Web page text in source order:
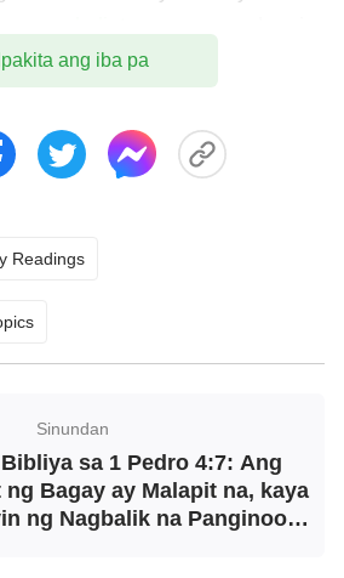
binabasa ang mga salita
ang katotohanan, sa gayon
ang ilang mga
tayo gaanong magdurusa at
tanggapin ang katotohanan
Ipakita ang iba pa
Readings
Sinundan
sa 1 Pedro 4:7: Ang
ng Bagay ay Malapit na, kaya
ng Nagbalik na Panginoon